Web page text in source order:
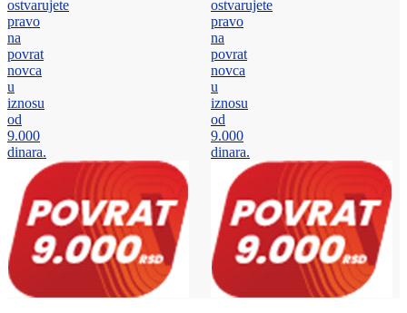
ostvarujete
pravo
na
povrat
novca
u
iznosu
od
9.000
dinara.
ostvarujete
pravo
na
povrat
novca
u
iznosu
od
9.000
dinara.